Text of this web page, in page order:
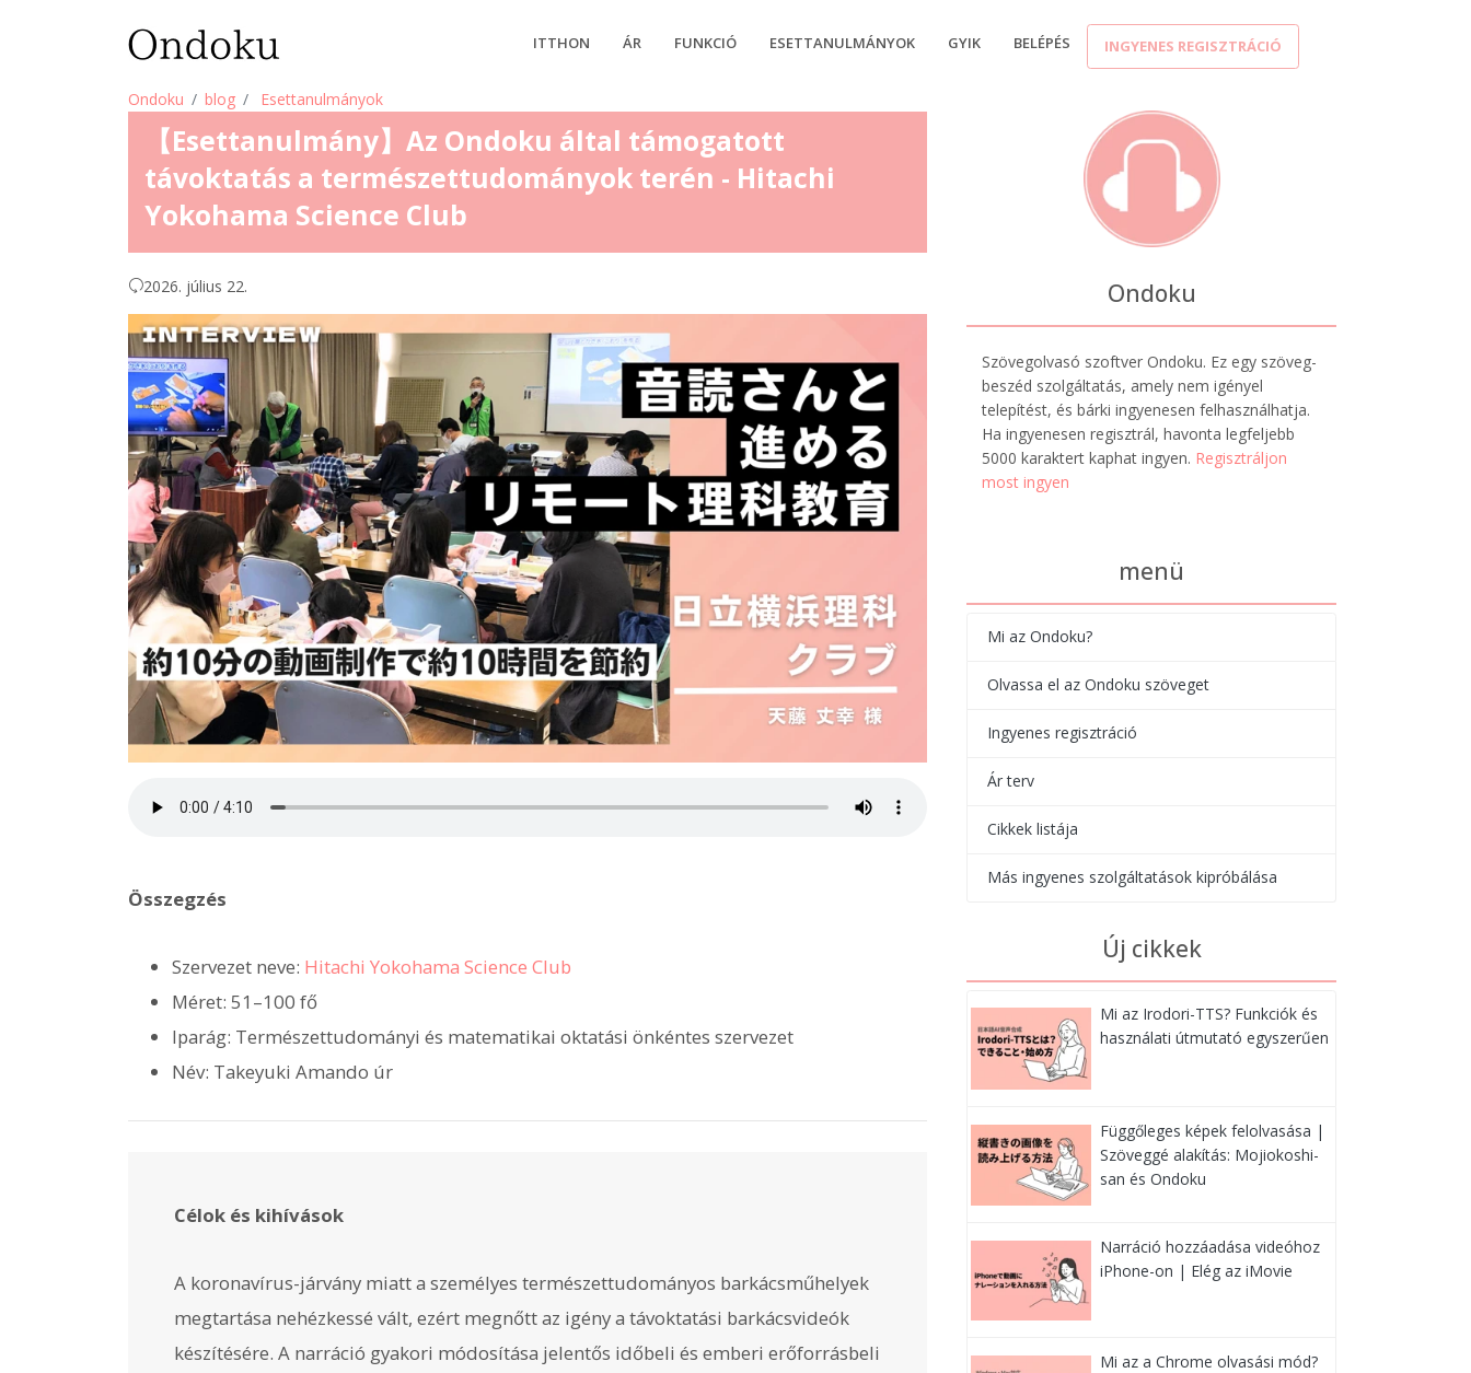
ITTHON ÁR FUNKCIÓ ESETTANULMÁNYOK GYIK BELÉPÉS INGYENES REGISZTRÁCIÓ
Ondoku blog Esettanulmányok
【Esettanulmány】Az Ondoku által támogatott
távoktatás a természettudományok terén - Hitachi
Yokohama Science Club
2026. július 22.
Összegzés
Szervezet neve: Hitachi Yokohama Science Club
Méret: 51–100 fő
Iparág: Természettudományi és matematikai oktatási önkéntes szervezet
Név: Takeyuki Amando úr
Célok és kihívások
A koronavírus-járvány miatt a személyes természettudományos barkácsműhelyek
megtartása nehézkessé vált, ezért megnőtt az igény a távoktatási barkácsvideók
készítésére. A narráció gyakori módosítása jelentős időbeli és emberi erőforrásbeli
Ondoku
Szövegolvasó szoftver Ondoku. Ez egy szöveg-
beszéd szolgáltatás, amely nem igényel
telepítést, és bárki ingyenesen felhasználhatja.
Ha ingyenesen regisztrál, havonta legfeljebb
5000 karaktert kaphat ingyen. Regisztráljon
most ingyen
menü
Mi az Ondoku?
Olvassa el az Ondoku szöveget
Ingyenes regisztráció
Ár terv
Cikkek listája
Más ingyenes szolgáltatások kipróbálása
Új cikkek
Mi az Irodori-TTS? Funkciók és
használati útmutató egyszerűen
Függőleges képek felolvasása |
Szöveggé alakítás: Mojiokoshi-
san és Ondoku
Narráció hozzáadása videóhoz
iPhone-on | Elég az iMovie
Mi az a Chrome olvasási mód?